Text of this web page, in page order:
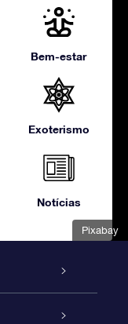
Pixabay
Bem-estar
Exoterismo
Notícias